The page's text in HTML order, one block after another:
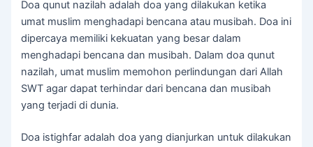
Doa qunut nazilah adalah doa yang dilakukan ketika
umat muslim menghadapi bencana atau musibah. Doa ini
dipercaya memiliki kekuatan yang besar dalam
menghadapi bencana dan musibah. Dalam doa qunut
nazilah, umat muslim memohon perlindungan dari Allah
SWT agar dapat terhindar dari bencana dan musibah
yang terjadi di dunia.
Doa istighfar adalah doa yang dianjurkan untuk dilakukan